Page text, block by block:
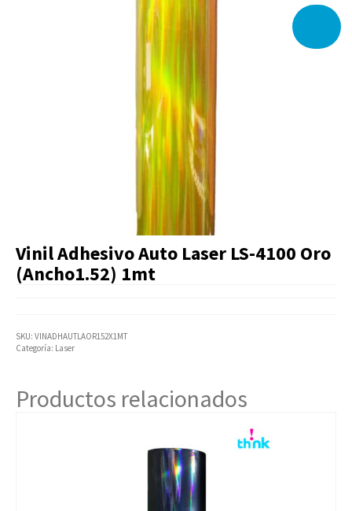
Textiles
Equipos
Seguridad
Artículos Varios
Catálogos
Facturación
Listas de Precios
Vinil Adhesivo Auto Laser LS-4100 Oro
(Ancho1.52) 1mt
SKU: VINADHAUTLAOR152X1MT
Categoría: Laser
Productos relacionados